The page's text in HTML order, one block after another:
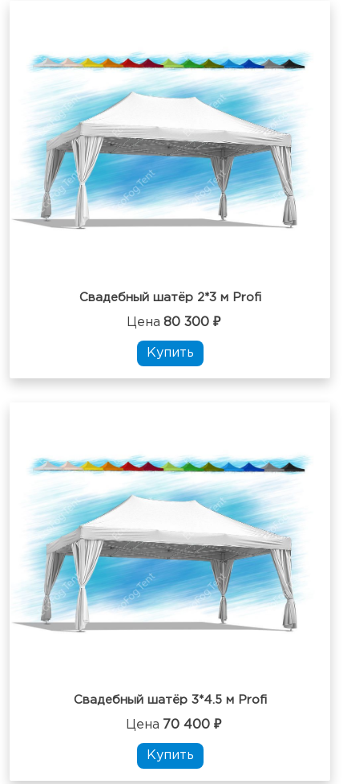
Свадебный шатёр 2*3 м Profi
Цена 80 300 ₽
Купить
Свадебный шатёр 3*4.5 м Profi
Цена 70 400 ₽
Купить